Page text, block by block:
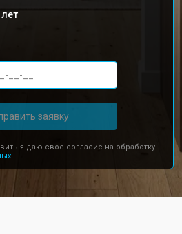
заявку
я даю свое согласие на обработку